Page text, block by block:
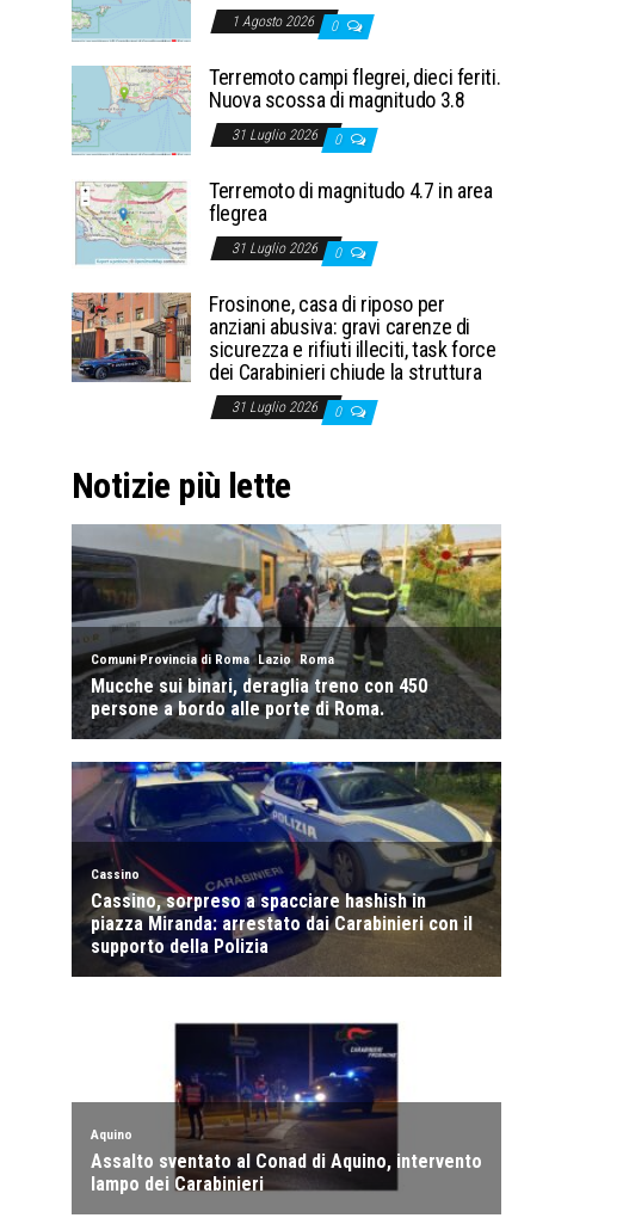
1 Agosto 2026 0
Terremoto campi flegrei, dieci feriti.
Nuova scossa di magnitudo 3.8
31 Luglio 2026 0
Terremoto di magnitudo 4.7 in area
flegrea
31 Luglio 2026 0
Frosinone, casa di riposo per
anziani abusiva: gravi carenze di
sicurezza e rifiuti illeciti, task force
dei Carabinieri chiude la struttura
31 Luglio 2026 0
Notizie più lette